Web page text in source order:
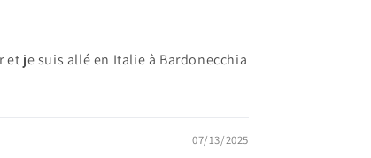
je suis allé en Italie à Bardonecchia
07/13/2025